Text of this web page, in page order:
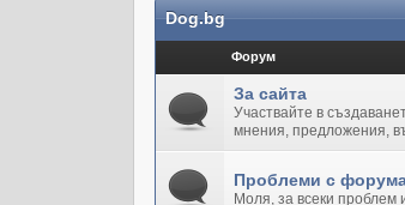
Dog.bg
Форум
За сайта
Участвайте в
мнения, предложения,
Проблеми с
Моля, за всеки проблем